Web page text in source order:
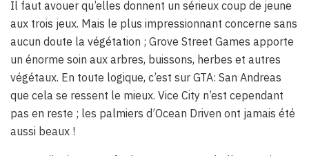
Il faut avouer qu’elles donnent un sérieux coup de jeune
aux trois jeux. Mais le plus impressionnant concerne sans
aucun doute la végétation ; Grove Street Games apporte
un énorme soin aux arbres, buissons, herbes et autres
végétaux. En toute logique, c’est sur GTA: San Andreas
que cela se ressent le mieux. Vice City n’est cependant
pas en reste ; les palmiers d’Ocean Driven ont jamais été
aussi beaux !